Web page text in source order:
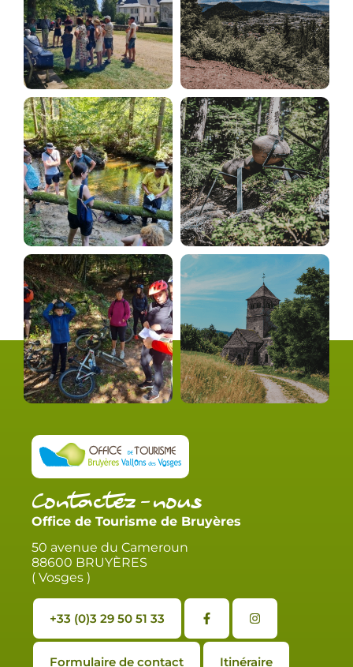
Contactez-nous
Office de Tourisme de Bruyères
50 avenue du Cameroun
88600 BRUYÈRES
( Vosges )
+33 (0)3 29 50 51 33
Formulaire de contact Itinéraire